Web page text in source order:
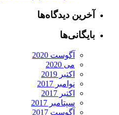
دیدگاه‌ها
آگوست 2020
سپتامبر 2017
آگوست 2017